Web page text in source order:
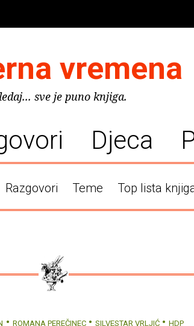
vremena
sve je puno knjiga.
Djeca
Razgovori Teme Top lista
ROMANA PEREČINEC SILVESTAR VRLJIĆ HDP